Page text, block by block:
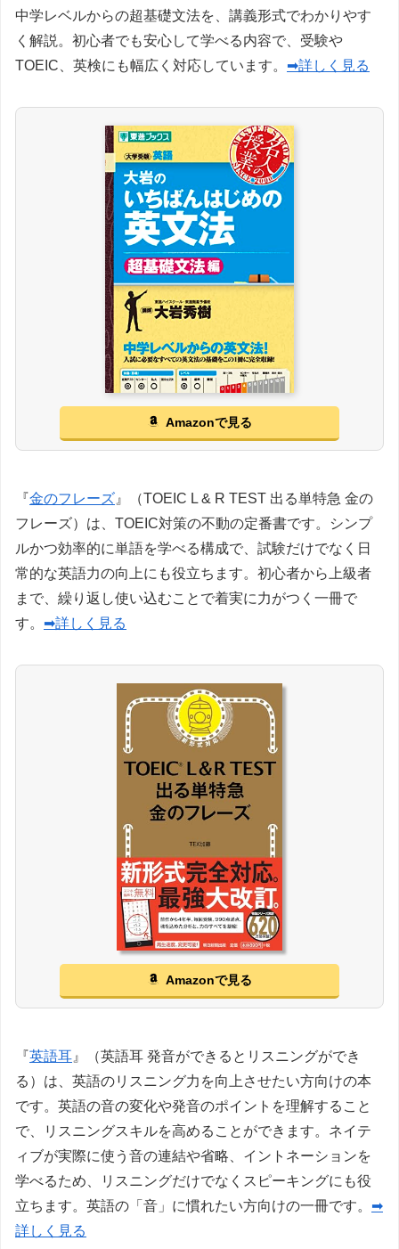
中学レベルからの超基礎文法を、講義形式でわかりやす
く解説。初心者でも安心して学べる内容で、受験や
TOEIC、英検にも幅広く対応しています。 ➡詳しく見る
Amazonで見る
『金のフレーズ 』（TOEIC L & R TEST 出る単特急 金の
フレーズ）は、TOEIC対策の不動の定番書です。シンプ
ルかつ効率的に単語を学べる構成で、試験だけでなく日
常的な英語力の向上にも役立ちます。初心者から上級者
まで、繰り返し使い込むことで着実に力がつく一冊で
す。 ➡詳しく見る
Amazonで見る
『英語耳 』（英語耳 発音ができるとリスニングができ
る）は、英語のリスニング力を向上させたい方向けの本
です。英語の音の変化や発音のポイントを理解すること
で、リスニングスキルを高めることができます。ネイテ
ィブが実際に使う音の連結や省略、イントネーションを
学べるため、リスニングだけでなくスピーキングにも役
立ちます。英語の「音」に慣れたい方向けの一冊です。 ➡
詳しく見る